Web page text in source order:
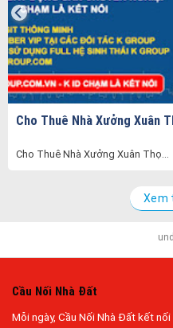
Cho Thuê Nhà Xưởng Xuân
Cho Thuê Nhà Xưởng Xuân Thọ...
Xem
Cầu Nối Nhà Đất
Mỗi ngày, Cầu Nối Nhà Đất kết